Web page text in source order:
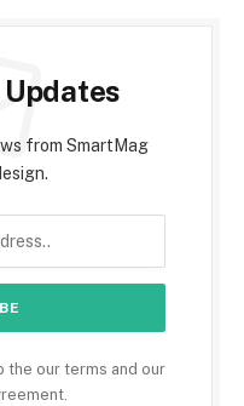
from SmartMag
the our terms and our